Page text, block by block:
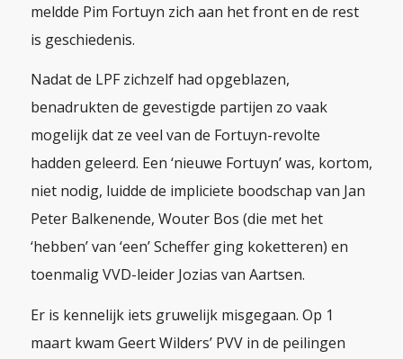
meldde Pim Fortuyn zich aan het front en de rest
is geschiedenis.
Nadat de LPF zichzelf had opgeblazen,
benadrukten de gevestigde partijen zo vaak
mogelijk dat ze veel van de Fortuyn-revolte
hadden geleerd. Een ‘nieuwe Fortuyn’ was, kortom,
niet nodig, luidde de impliciete boodschap van Jan
Peter Balkenende, Wouter Bos (die met het
‘hebben’ van ‘een’ Scheffer ging koketteren) en
toenmalig VVD-leider Jozias van Aartsen.
Er is kennelijk iets gruwelijk misgegaan. Op 1
maart kwam Geert Wilders’ PVV in de peilingen